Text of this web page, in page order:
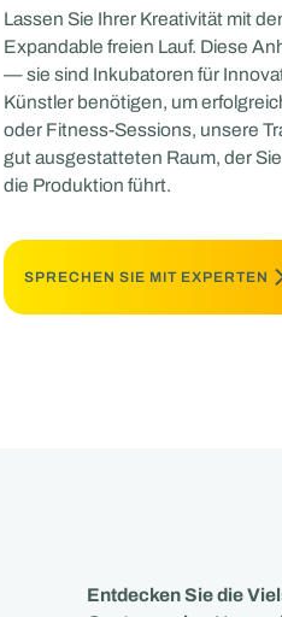
Lassen Sie Ihrer Kreativität mit
Expandable freien Lauf. Diese
— sie sind Inkubatoren für
Künstler benötigen, um
oder Fitness-Sessions, unsere
gut ausgestatteten Raum, der
die Produktion führt.
SPRECHEN SIE MIT EXPERTEN
Entdecken Sie die